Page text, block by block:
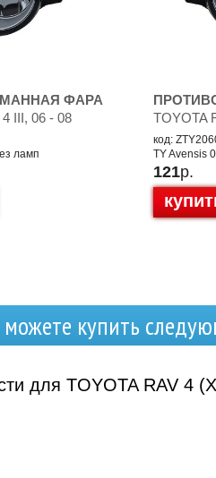
ФАРА
III, 06 - 08
ламп
TOYOTA
код:
TY Avensis
121р.
купить
для TOYOTA RAV 4